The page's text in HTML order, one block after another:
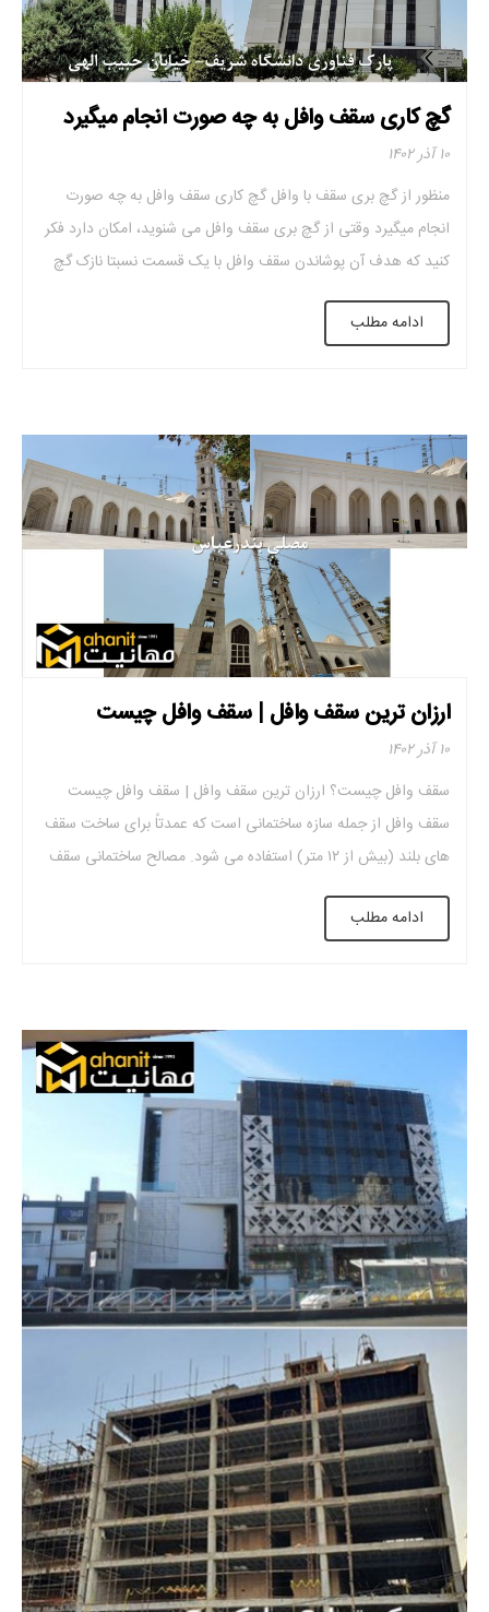
گچ کاری سقف وافل به چه صورت انجام میگیرد
۱۰ آذر ۱۴۰۲
منظور از گچ بری سقف با وافل گچ کاری سقف وافل به چه صورت
انجام میگیرد وقتی از گچ بری سقف وافل می شنوید، امکان دارد فکر
کنید که هدف آن پوشاندن سقف وافل با یک قسمت نسبتا نازک گچ
می باشد، اما این تصور کاملی نیست. در واقع می توانید با الهام
گرفتن از […]
ادامه مطلب
ارزان ترین سقف وافل | سقف وافل چیست
۱۰ آذر ۱۴۰۲
سقف وافل چیست؟ ارزان ترین سقف وافل | سقف وافل چیست
سقف وافل از جمله سازه ساختمانی است که عمدتاً برای ساخت سقف
های بلند (بیش از ۱۲ متر) استفاده می شود. مصالح ساختمانی سقف
مشبک بتن آرمه است و شکل ظاهری این نوع سقف به صورت شبکه
ای است که به همین دلیل به […]
ادامه مطلب